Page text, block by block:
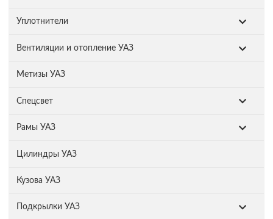
Уплотнители
Вентиляции и отопление УАЗ
Метизы УАЗ
Спецсвет
Рамы УАЗ
Цилиндры УАЗ
Кузова УАЗ
Подкрылки УАЗ